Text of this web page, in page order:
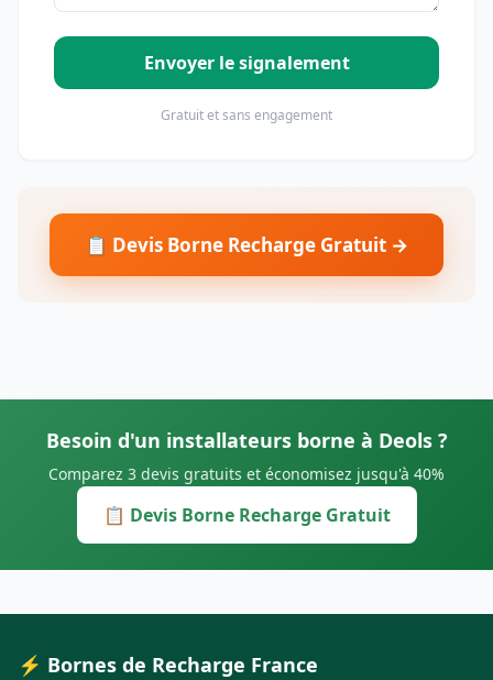
Envoyer le signalement
Gratuit et sans engagement
📋 Devis Borne Recharge Gratuit →
Besoin d'un installateurs borne à Deols ?
Comparez 3 devis gratuits et économisez jusqu'à 40%
📋 Devis Borne Recharge Gratuit
⚡ Bornes de Recharge France